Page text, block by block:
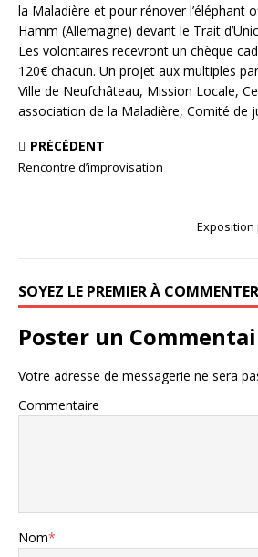
la Maladière et pour rénover l’éléphant
Hamm (Allemagne) devant le Trait
Les volontaires recevront un chèque
120€ chacun. Un projet aux multiples
Ville de Neufchâteau, Mission Locale,
association de la Maladière, Comité de
PRÉCÉDENT
Rencontre d’improvisation
Exposition
SOYEZ LE PREMIER À COMMENTER
Poster un
Votre adresse de messagerie ne sera
Commentaire
Nom*